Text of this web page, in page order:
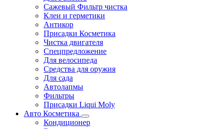
Сажевый Фильтр чистка
Клеи и герметики
Антикор
Присадки Косметика
Чистка двигателя
Спецпредложение
Для велосипеда
Средства для оружия
Для сада
Автолапмы
Фильтры
Присадки Liqui Moly
Авто Косметика
Кондиционер